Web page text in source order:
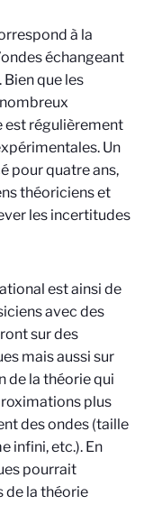
à la
échangeant
que les
est régulièrement
Un
pour quatre ans,
théoriciens et
les incertitudes
est ainsi de
avec des
sur des
mais aussi sur
de la théorie qui
plus
des ondes (taille
infini, etc.). En
pourrait
de la théorie